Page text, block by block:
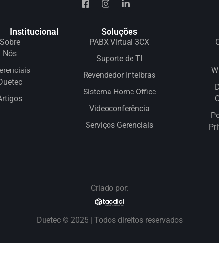
Institucional
Sobre
Nós
Soluções
PABX Virtual 3CX
Suporte de TI
Revendedor Intelbras
Sistema Home Office
Videoconferência
Serviços Gerenciais
Criado por:
Duetec © 2025 | Todos direitos reservados